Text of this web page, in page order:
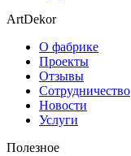
ArtDekor
О фабрике
Проекты
Отзывы
Сотрудничество
Новости
Услуги
Полезное